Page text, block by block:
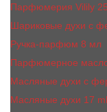
Парфюмерия Vilily
Шариковые духи с
Ручка-парфюм 8 мл
Парфюмерное
Масляные духи c
Масляные духи 17 ml